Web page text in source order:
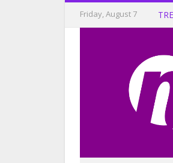
Friday, August 7